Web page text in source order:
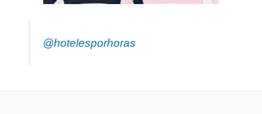
@hotelesporhoras